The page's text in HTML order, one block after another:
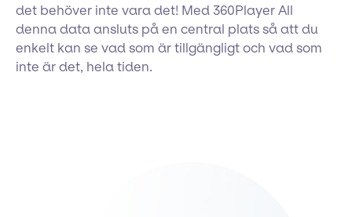
det behöver inte vara det! Med 360Player All
denna data ansluts på en central plats så att du
enkelt kan se vad som är tillgängligt och vad som
inte är det, hela tiden.